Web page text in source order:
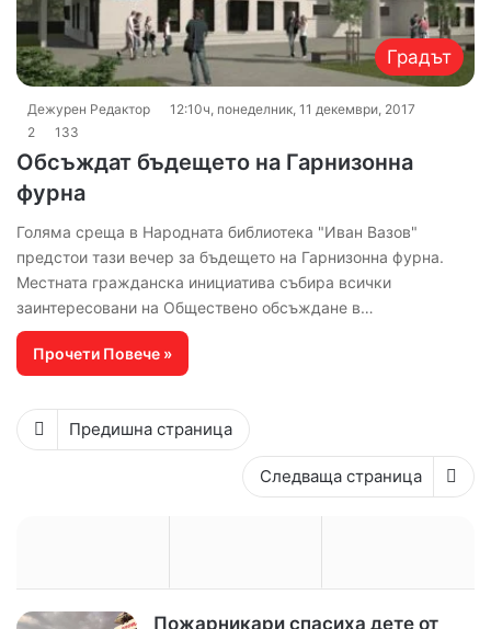
Градът
Дежурен Редактор
12:10ч, понеделник, 11 декември, 2017
2
133
Обсъждат бъдещето на Гарнизонна
фурна
Голяма среща в Народната библиотека "Иван Вазов"
предстои тази вечер за бъдещето на Гарнизонна фурна.
Местната гражданска инициатива събира всички
заинтересовани на Обществено обсъждане в…
Прочети Повече »
Предишна страница
Следваща страница
Пожарникари спасиха дете от